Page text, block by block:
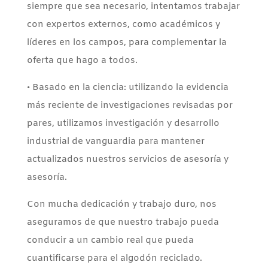
siempre que sea necesario, intentamos trabajar
con expertos externos, como académicos y
líderes en los campos, para complementar la
oferta que hago a todos.
• Basado en la ciencia: utilizando la evidencia
más reciente de investigaciones revisadas por
pares, utilizamos investigación y desarrollo
industrial de vanguardia para mantener
actualizados nuestros servicios de asesoría y
asesoría.
Con mucha dedicación y trabajo duro, nos
aseguramos de que nuestro trabajo pueda
conducir a un cambio real que pueda
cuantificarse para el algodón reciclado.